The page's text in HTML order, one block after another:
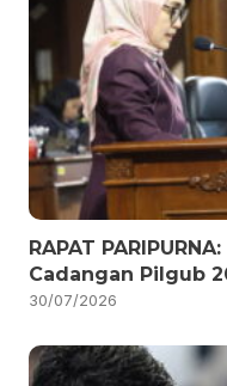
RAPAT
Cadangan Pilgub
30/07/2026